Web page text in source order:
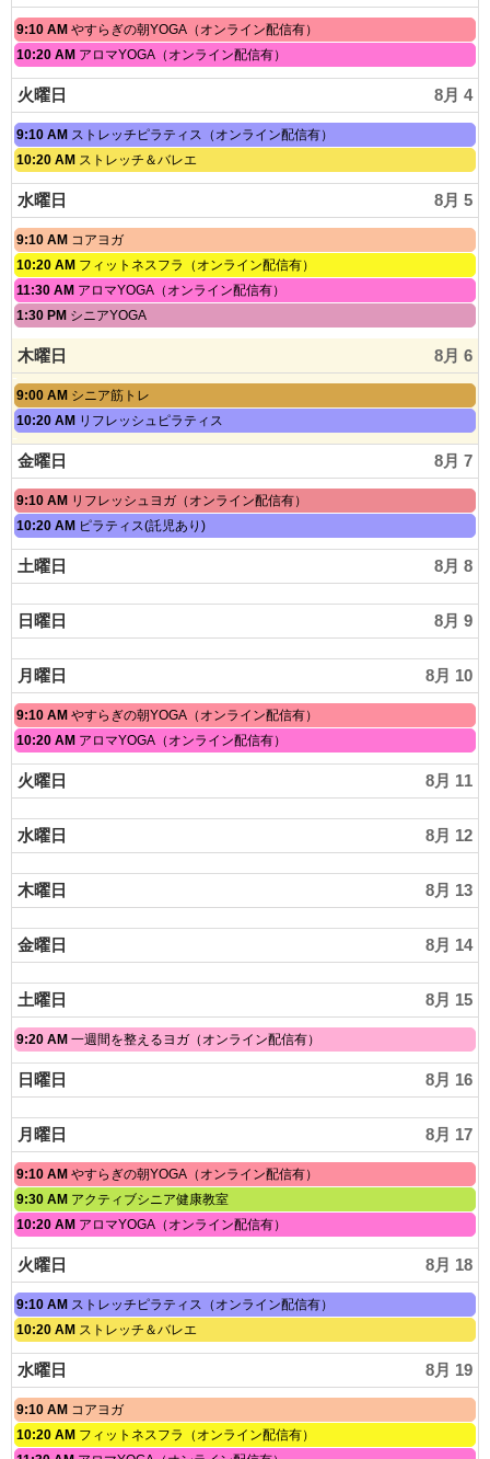
月
曜
日,
8
月
3rd
2026
9:10 AM やすらぎの朝YOGA（オンライン配信有）
月
曜
日,
8
月
3rd
2026
10:20 AM アロマYOGA（オンライン配信有）
火曜日 8月 4
火
曜
日,
8
月
4th
2026
9:10 AM ストレッチピラティス（オンライン配信有）
火
曜
日,
8
月
4th
2026
10:20 AM ストレッチ＆バレエ
水曜日 8月 5
水
曜
日,
8
月
5th
2026
9:10 AM コアヨガ
水
曜
日,
8
5th
2026
10:20 AM フィットネスフラ（オンライン配信有）
水
曜
日,
8
月
5th
2026
11:30 AM アロマYOGA（オンライン配信有）
水
曜
日,
8
月
5th
2026
1:30 PM シニアYOGA
木曜日 8月 6
木
曜
日,
8
月
6th
2026
9:00 AM シニア筋トレ
木
曜
日,
8
月
6th
2026
10:20 AM リフレッシュピラティス
金曜日 8月 7
金
曜
日,
8
月
7th
2026
9:10 AM リフレッシュヨガ（オンライン配信有）
金
曜
日,
8
7th
2026
10:20 AM ピラティス(託児あり)
土曜日 8月 8
日曜日 8月 9
月曜日 8月 10
月
曜
日,
8
月
10th
2026
9:10 AM やすらぎの朝YOGA（オンライン配信有）
月
曜
日,
8
10th
2026
10:20 AM アロマYOGA（オンライン配信有）
火曜日 8月 11
水曜日 8月 12
木曜日 8月 13
金曜日 8月 14
土曜日 8月 15
土
曜
日,
8
15th
2026
9:20 AM 一週間を整えるヨガ（オンライン配信有）
日曜日 8月 16
月曜日 8月 17
月
曜
日,
8
17th
2026
9:10 AM やすらぎの朝YOGA（オンライン配信有）
月
曜
日,
8
月
17th
2026
9:30 AM アクティブシニア健康教室
月
曜
日,
8
月
17th
2026
10:20 AM アロマYOGA（オンライン配信有）
火曜日 8月 18
火
曜
日,
8
月
18th
2026
9:10 AM ストレッチピラティス（オンライン配信有）
火
曜
日,
8
月
18th
2026
10:20 AM ストレッチ＆バレエ
水曜日 8月 19
水
曜
日,
9:10 AM コアヨガ
水
曜
10:20 AM フィットネスフラ（オンライン配信有）